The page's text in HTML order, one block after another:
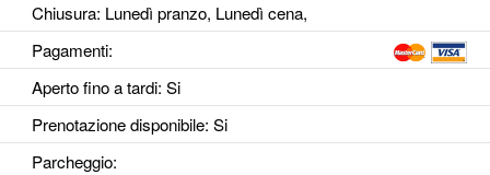
Chiusura: Lunedì pranzo, Lunedì cena,
Pagamenti:
Aperto fino a tardi: Si
Prenotazione disponibile: Si
Parcheggio: